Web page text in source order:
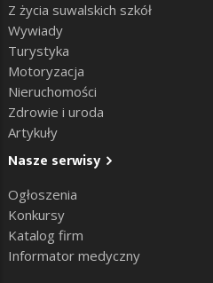
Z życia suwalskich szkół
Wywiady
Turystyka
Motoryzacja
Nieruchomości
Zdrowie i uroda
Artykuły
Nasze serwisy
Ogłoszenia
Konkursy
Katalog firm
Informator medyczny